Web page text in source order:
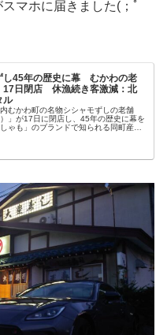
マホに届きました(；ﾟ
し45年の歴史に幕 むかわの老
17日閉店 休漁続き客激減：北
ル
内むかわ町の名物シシャモずしの老舗
）」が17日に閉店し、45年の歴史に幕を
ゃも」のブランドで知られる同町産シ